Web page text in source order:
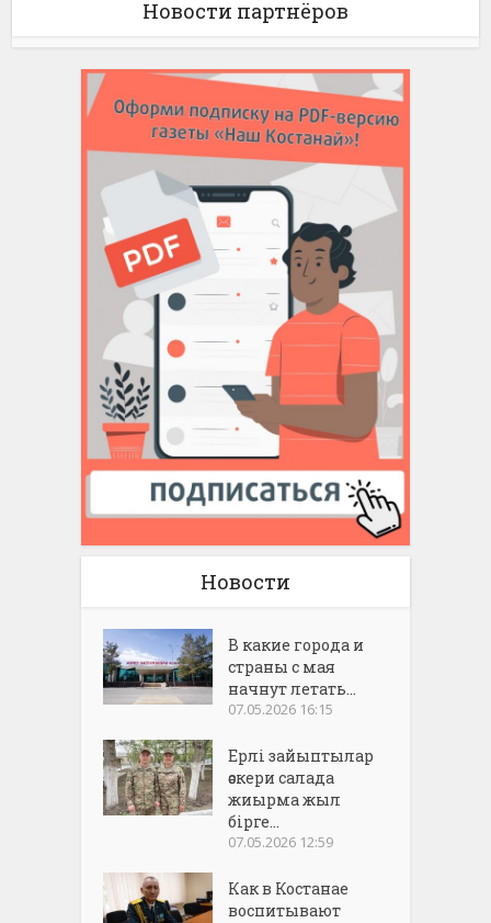
Новости партнёров
Новости
В какие города и
страны с мая
начнут летать...
07.05.2026 16:15
Ерлі зайыптылар
әскери салада
жиырма жыл
бірге...
07.05.2026 12:59
Как в Костанае
воспитывают